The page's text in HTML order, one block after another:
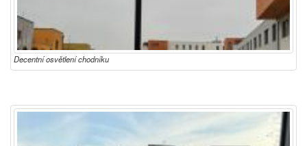
Decentní osvětlení chodníku